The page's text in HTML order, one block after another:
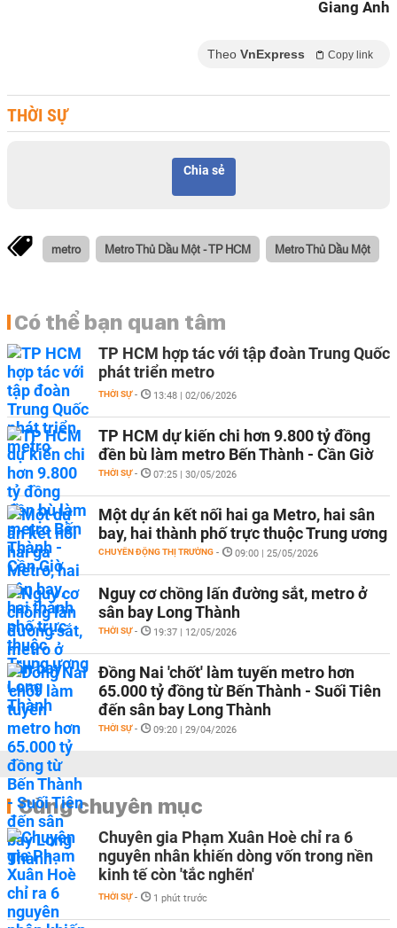
Giang Anh
Theo VnExpress Copy link
THỜI SỰ
Chia sẻ
metro Metro Thủ Dầu Một - TP HCM Metro Thủ Dầu Một
Có thể bạn quan tâm
TP HCM hợp tác với tập đoàn Trung Quốc
phát triển metro
THỜI SỰ - 13:48 | 02/06/2026
TP HCM dự kiến chi hơn 9.800 tỷ đồng
đền bù làm metro Bến Thành - Cần Giờ
THỜI SỰ - 07:25 | 30/05/2026
Một dự án kết nối hai ga Metro, hai sân
bay, hai thành phố trực thuộc Trung ương
CHUYỂN ĐỘNG THỊ TRƯỜNG - 09:00 | 25/05/2026
Nguy cơ chồng lấn đường sắt, metro ở
sân bay Long Thành
THỜI SỰ - 19:37 | 12/05/2026
Đồng Nai 'chốt' làm tuyến metro hơn
65.000 tỷ đồng từ Bến Thành - Suối Tiên
đến sân bay Long Thành
THỜI SỰ - 09:20 | 29/04/2026
Cùng chuyên mục
Chuyên gia Phạm Xuân Hoè chỉ ra 6
nguyên nhân khiến dòng vốn trong nền
kinh tế còn 'tắc nghẽn'
THỜI SỰ - 1 phút trước